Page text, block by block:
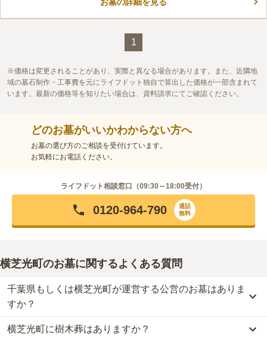
お墓の詳細を見る
1
価格は変更されることがあり、実際と異なる場合があります。また、近隣地
域の墓石制作・工事費を元にライフドット独自で算出した価格が一部含まれて
います。最新の価格等を知りたい場合は、資料請求にてご確認ください。
どのお墓がいいかわからない方へ
お墓の選び方のご相談を受付けています。
お気軽にお電話ください。
ライフドット相談窓口（09:30～18:00受付）
0120-964-790
通話
無料
横芝光町のお墓に関するよくある質問
千葉県もしくは横芝光町が運営する公営のお墓はありま
すか？
横芝光町には、公営の霊園の掲載がありません。
横芝光町に樹木葬はありますか？